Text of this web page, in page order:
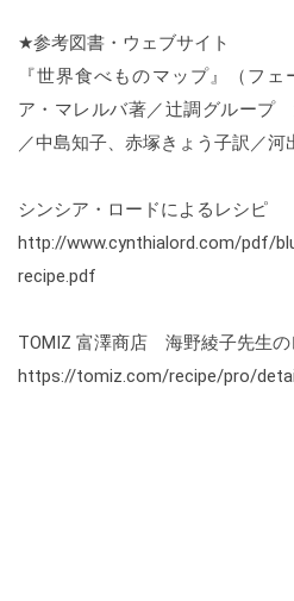
★参考図書・ウェブサイト
『世界食べものマップ』（フ
ア・マレルバ著／辻調グループ
／中島知子、赤塚きょう子訳／河
シンシア・ロードによるレシピ
http://www.cynthialord.com/pdf/
recipe.pdf
TOMIZ 富澤商店 海野綾子先生
https://tomiz.com/recipe/pro/